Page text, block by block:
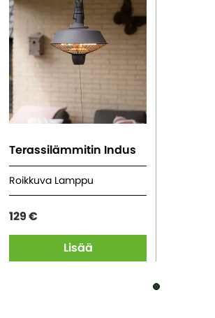
Terassilämmitin Indus
Roikkuva Lamppu
129 €
Lisää